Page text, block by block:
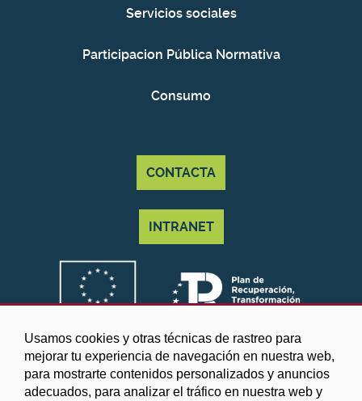
Usamos cookies y otras técnicas de rastreo para
mejorar tu experiencia de navegación en nuestra web,
para mostrarte contenidos personalizados y anuncios
adecuados, para analizar el tráfico en nuestra web y
Servicios sociales
Participacion Pública Normativa
Consumo
CONTACTA
INTRANET